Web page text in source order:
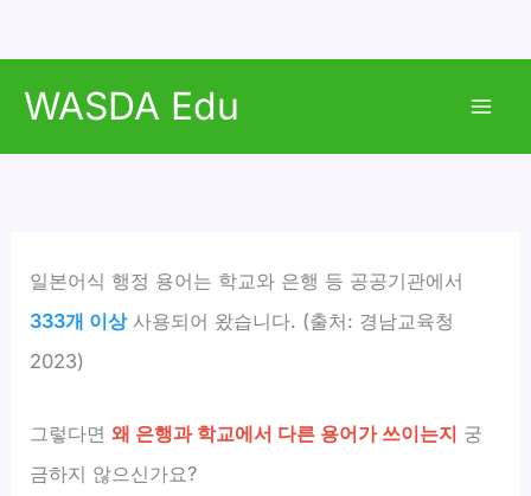
WASDA Edu
일본어식 행정 용어는 학교와 은행 등 공공기관에서
333개 이상사용되어 왔습니다. (출처: 경남교육청
2023)
그렇다면왜 은행과 학교에서 다른 용어가 쓰이는지 궁
금하지 않으신가요?